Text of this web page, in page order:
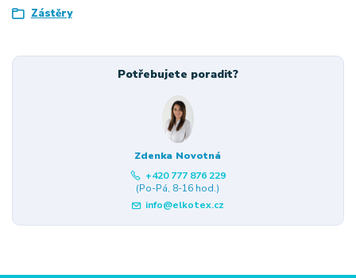
Zástěry
Potřebujete poradit?
Zdenka Novotná
+420 777 876 229
(Po-Pá, 8-16 hod.)
info@elkotex.cz